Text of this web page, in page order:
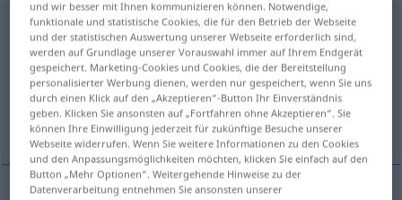
ausbringen v/t <irr>
Übersicht aller Übersetzungen
(Für mehr Details die Übersetzung anklicken/antippen)
porter un toast à
und wir besser mit Ihnen kommunizieren können. Notwendige,
funktionale und statistische Cookies, die für den Betrieb der Webseite
und der statistischen Auswertung unserer Webseite erforderlich sind,
werden auf Grundlage unserer Vorauswahl immer auf Ihrem Endgerät
gespeichert. Marketing-Cookies und Cookies, die der Bereitstellung
personalisierter Werbung dienen, werden nur gespeichert, wenn Sie uns
durch einen Klick auf den „Akzeptieren“-Button Ihr Einverständnis
geben. Klicken Sie ansonsten auf „Fortfahren ohne Akzeptieren“. Sie
können Ihre Einwilligung jederzeit für zukünftige Besuche unserer
Webseite widerrufen. Wenn Sie weitere Informationen zu den Cookies
und den Anpassungsmöglichkeiten möchten, klicken Sie einfach auf den
Button „Mehr Optionen“. Weitergehende Hinweise zu der
Datenverarbeitung entnehmen Sie ansonsten unserer